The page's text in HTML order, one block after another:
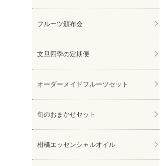
フルーツ頒布会
文旦四季の定期便
オーダーメイドフルーツセット
旬のおまかせセット
柑橘エッセンシャルオイル